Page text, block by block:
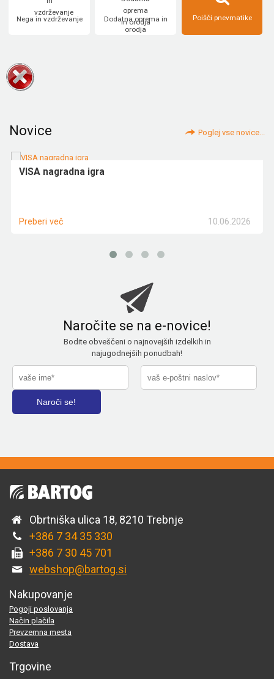
Nega in vzdrževanje
Dodatna oprema in
orodja
Poišči pnevmatike
Novice Poglej vse novice...
VISA nagradna igra
10.06.2026
Preberi več
Naročite se na e-novice!
Bodite obveščeni o najnovejših izdelkih in
najugodnejših ponudbah!
Obrtniška ulica 18, 8210 Trebnje
+386 7 34 35 330
+386 7 30 45 701
webshop@bartog.si
Nakupovanje
Pogoji poslovanja
Način plačila
Prevzemna mesta
Dostava
Trgovine